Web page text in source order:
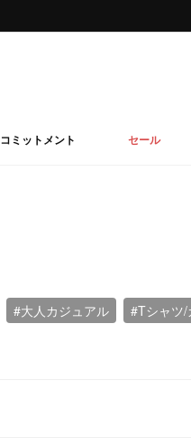
コミットメント セール
#大人カジュアル
#Tシャツ/